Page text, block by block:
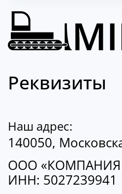
Реквизиты
Наш адрес:
140050,
ООО
ИНН: 5027239941